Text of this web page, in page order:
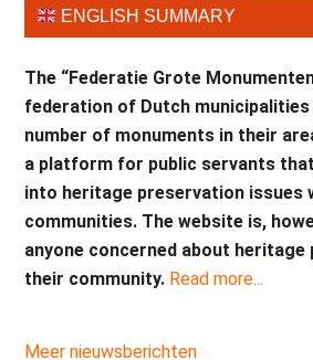
ENGLISH SUMMARY
The “Federatie Grote
federation of Dutch
number of monuments in their
a platform for public servants
into heritage preservation issues
communities. The website is,
anyone concerned about
their community. Read more...
Meer nieuwsberichten